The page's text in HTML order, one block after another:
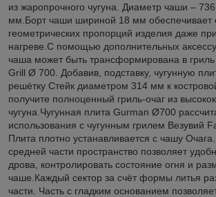
из жаропрочного чугуна. Диаметр чаши –
мм.Борт чаши шириной 18 мм обеспечивает
геометрических пропорций изделия даже
нагреве.С помощью дополнительных
чаша может быть трансформирована в
Grill Ø 700. Добавив, подставку, чугунную
решётку Стейк диаметром 314 мм к
получите полноценный гриль-очаг из
чугуна.Чугунная плита Gurman Ø700
использования с чугунным грилем Везувий
Плита плотно устанавливается с чашу
средней части пространство позволяет
дрова, контролировать состояние огня и
чаше.Каждый сектор за счёт формы литья
части. Часть с гладким основанием